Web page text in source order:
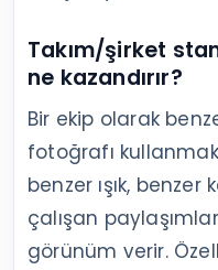
Takım/şirket
ne kazandırır?
Bir ekip olarak
fotoğrafı
benzer ışık,
çalışan
görünüm verir.